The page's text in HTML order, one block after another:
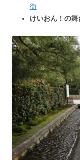
街
けいおん！の